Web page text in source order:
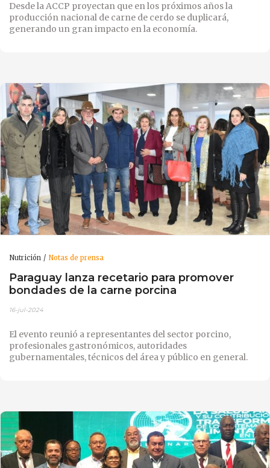
Desde la ACCP proyectan que en los próximos años la
producción nacional de carne de cerdo se duplicará,
generando un gran impacto en la economía.
Nutrición Notas de prensa
Paraguay lanza recetario para promover
bondades de la carne porcina
16-jul-2024
El evento reunió a representantes del sector porcino,
profesionales gastronómicos, autoridades
gubernamentales, técnicos del área y público en general.